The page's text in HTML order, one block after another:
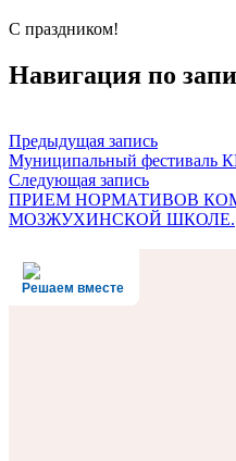
С праздником!
Навигация по
Предыдущая запись
Муниципальный фестиваль
Следующая запись
ПРИЕМ НОРМАТИВОВ
МОЗЖУХИНСКОЙ ШКОЛЕ.
Решаем вместе